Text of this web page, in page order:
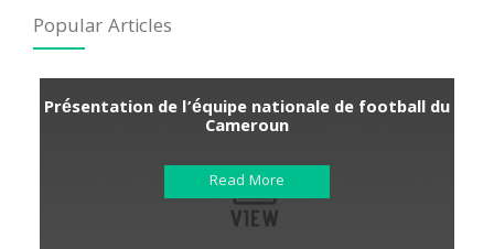
Popular Articles
Présentation de l’équipe nationale de football du
Cameroun
Read More